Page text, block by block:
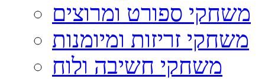
משחקי ספורט ומרוצים
משחקי זריזות ומיומנות
משחקי חשיבה ולוח